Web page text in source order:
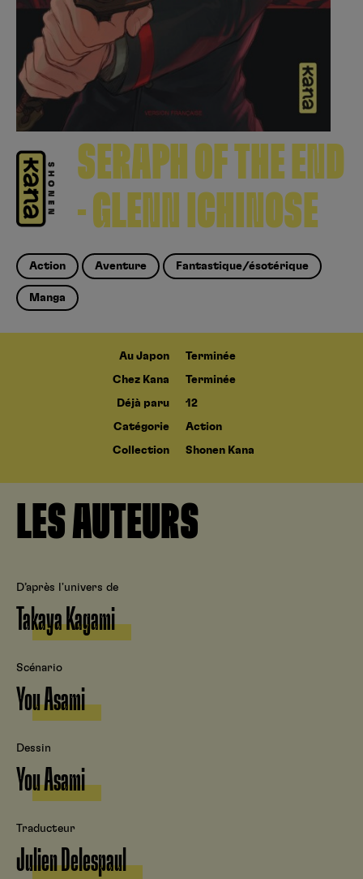
SERAPH OF THE END
- GLENN ICHINOSE
Action Aventure Fantastique/ésotérique
Manga
Au Japon Terminée
Chez Kana Terminée
Déjà paru 12
Catégorie Action
Collection Shonen Kana
LES AUTEURS
D’après l'univers de
Takaya Kagami
Scénario
You Asami
Dessin
You Asami
Traducteur
Julien Delespaul
Se connecter S’inscrire
Hunter x Hunter
Fire Force
Black Butler